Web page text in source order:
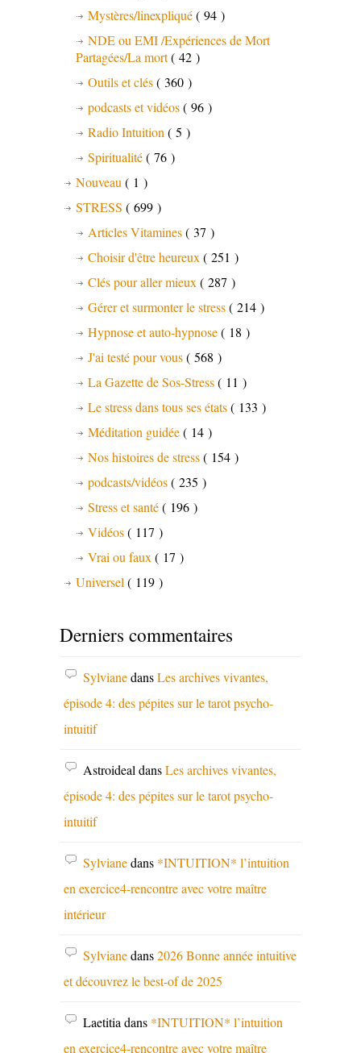
Mystères/linexpliqué( 94 )
NDE ou EMI /Expériences de Mort
Partagées/La mort( 42 )
Outils et clés( 360 )
podcasts et vidéos( 96 )
Radio Intuition( 5 )
Spiritualité( 76 )
Nouveau( 1 )
STRESS ( 699 )
Articles Vitamines( 37 )
Choisir d'être heureux( 251 )
Clés pour aller mieux( 287 )
Gérer et surmonter le stress( 214 )
Hypnose et auto-hypnose( 18 )
J'ai testé pour vous( 568 )
La Gazette de Sos-Stress( 11 )
Le stress dans tous ses états( 133 )
Méditation guidée( 14 )
Nos histoires de stress( 154 )
podcasts/vidéos( 235 )
Stress et santé( 196 )
Vidéos( 117 )
Vrai ou faux( 17 )
Universel( 119 )
Derniers commentaires
SylvianedansLes archives vivantes,
épisode 4: des pépites sur le tarot psycho-
intuitif
AstroidealdansLes archives vivantes,
épisode 4: des pépites sur le tarot psycho-
intuitif
Sylvianedans *INTUITION* l’intuition
en exercice4-rencontre avec votre maître
intérieur
Sylvianedans2026 Bonne année intuitive
et découvrez le best-of de 2025
Laetitiadans *INTUITION* l’intuition
en exercice4-rencontre avec votre maître